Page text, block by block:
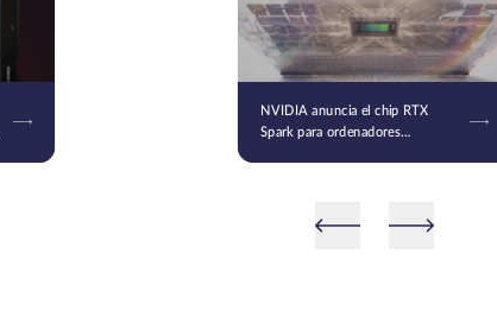
NVIDIA anuncia el chip RTX
Spark para ordenadores